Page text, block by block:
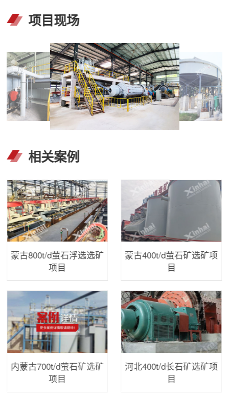
项目现场
相关案例
蒙古800t/d萤石浮选选矿
项目
蒙古400t/d萤石矿选矿项
目
内蒙古700t/d萤石矿选矿
项目
河北400t/d长石矿选矿项
目